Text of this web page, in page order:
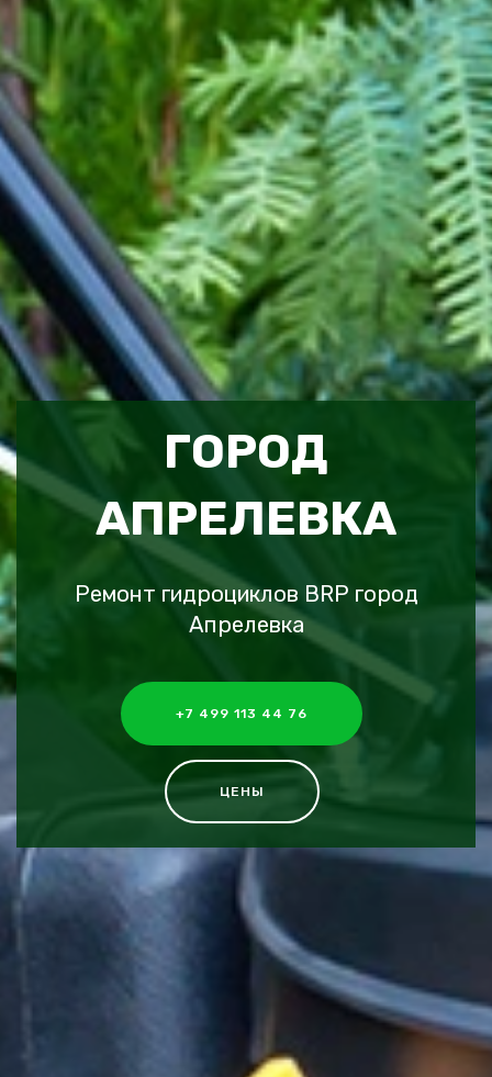
ГОРОД
АПРЕЛЕВКА
Ремонт гидроциклов BRP город
Апрелевка
+7 499 113 44 76
ЦЕНЫ